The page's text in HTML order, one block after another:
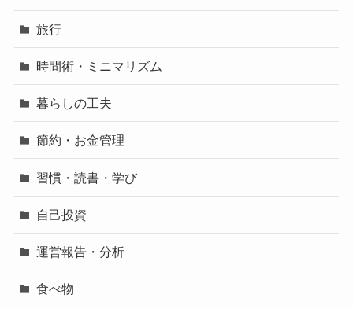
旅行
時間術・ミニマリズム
暮らしの工夫
節約・お金管理
習慣・読書・学び
自己投資
運営報告・分析
食べ物